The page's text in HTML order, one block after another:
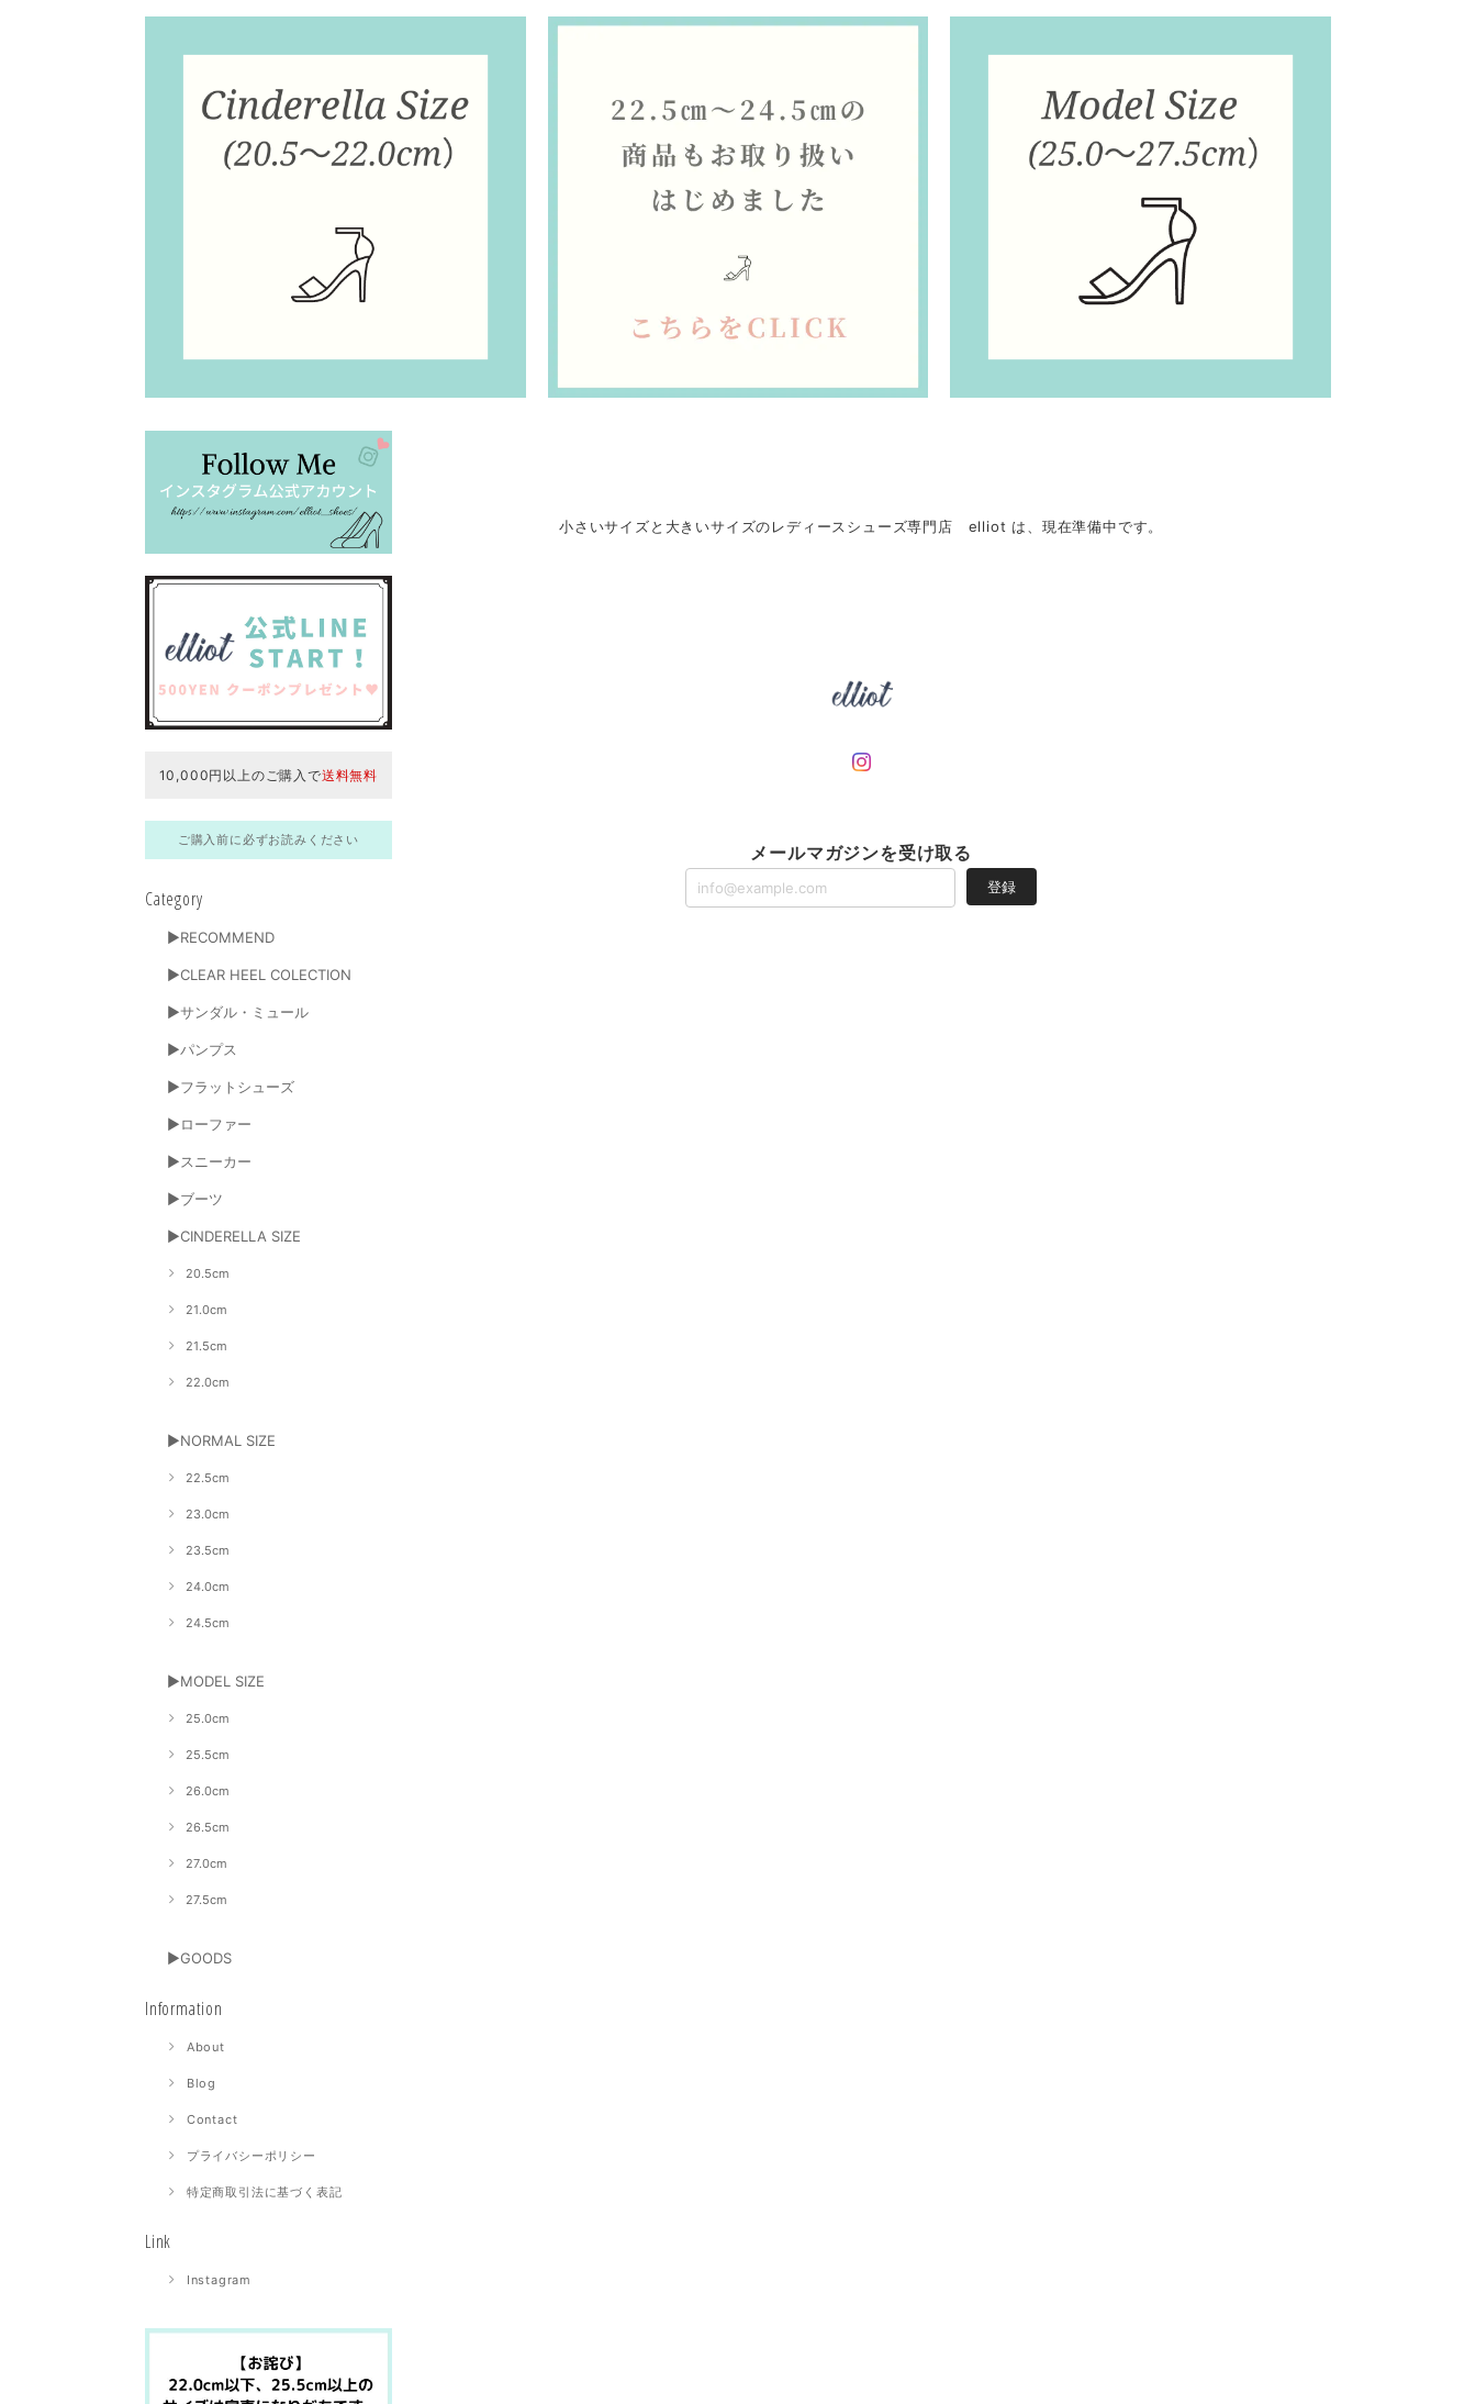
10,000円以上のご購入で送料無料
ご購入前に必ずお読みください
Category
▶RECOMMEND
▶CLEAR HEEL COLECTION
▶サンダル・ミュール
▶パンプス
▶フラットシューズ
▶ローファー
▶スニーカー
▶ブーツ
▶CINDERELLA SIZE
20.5cm
21.0cm
21.5cm
22.0cm
▶NORMAL SIZE
22.5cm
23.0cm
23.5cm
24.0cm
24.5cm
▶MODEL SIZE
25.0cm
25.5cm
26.0cm
26.5cm
27.0cm
27.5cm
▶GOODS
Information
About
Blog
Contact
プライバシーポリシー
特定商取引法に基づく表記
Link
Instagram
小さいサイズと大きいサイズのレディースシューズ専門店 elliot は、現在準備中です。
メールマガジンを受け取る
登録